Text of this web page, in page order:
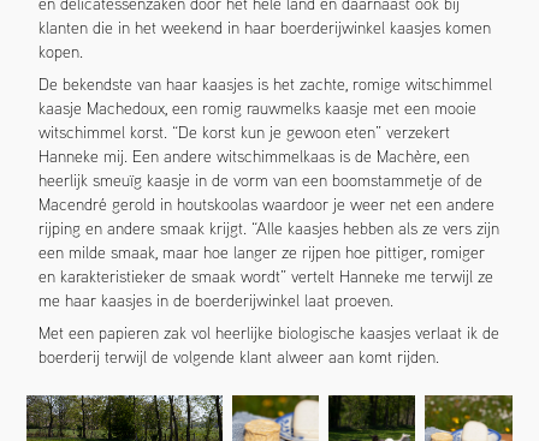
klanten die in het weekend in haar boerderijwinkel kaasjes komen
kopen.
De bekendste van haar kaasjes is het zachte, romige witschimmel
kaasje Machedoux, een romig rauwmelks kaasje met een mooie
witschimmel korst. “De korst kun je gewoon eten” verzekert
Hanneke mij. Een andere witschimmelkaas is de Machère, een
heerlijk smeuïg kaasje in de vorm van een boomstammetje of de
Macendré gerold in houtskoolas waardoor je weer net een andere
rijping en andere smaak krijgt. “Alle kaasjes hebben als ze vers zijn
een milde smaak, maar hoe langer ze rijpen hoe pittiger, romiger
en karakteristieker de smaak wordt” vertelt Hanneke me terwijl ze
me haar kaasjes in de boerderijwinkel laat proeven.
Met een papieren zak vol heerlijke biologische kaasjes verlaat ik de
boerderij terwijl de volgende klant alweer aan komt rijden.